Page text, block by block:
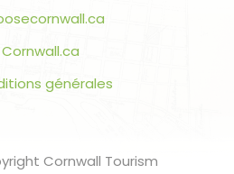
Cornwall.ca
générales
Cornwall Tourism